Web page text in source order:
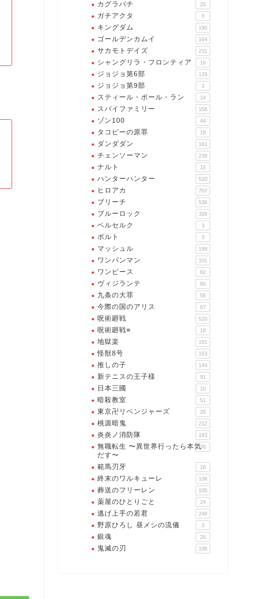
カグラバチ 25
ガチアクタ 3
キングダム 190
ゴールデンカムイ 164
サカモトデイズ 231
シャングリラ・フロンティア 16
ジョジョ第6部 129
ジョジョ第9部 3
スティール・ボール・ラン 14
スパイファミリー 158
ゾン100 44
タコピーの原罪 18
ダンダダン 161
チェンソーマン 239
ナルト 15
ハンターハンター 520
ヒロアカ 707
ブリーチ 536
ブルーロック 326
ベルセルク 3
ボルト 3
マッシュル 199
ワンパンマン 101
ワンピース 82
ヴィジランテ 65
九条の大罪 55
今際の国のアリス 67
呪術廻戦 520
呪術廻戦≡ 19
地獄楽 191
怪獣8号 153
推しの子 144
新テニスの王子様 91
日本三國 10
暗殺教室 51
東京卍リベンジャーズ 26
桃源暗鬼 212
炎炎ノ消防隊 183
無職転生 〜異世界行ったら本気
だす〜
36
範馬刃牙 18
終末のワルキューレ 106
葬送のフリーレン 105
薬屋のひとりごと 24
逃げ上手の若君 248
野原ひろし 昼メシの流儀 3
銀魂 26
鬼滅の刃 198